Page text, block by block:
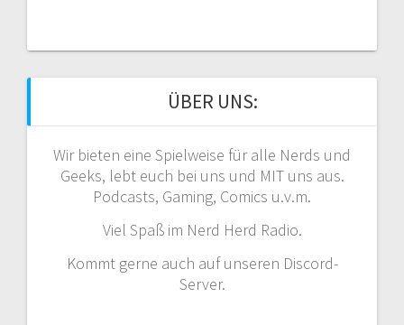
ÜBER UNS:
Wir bieten eine Spielweise für alle Nerds und
Geeks, lebt euch bei uns und MIT uns aus.
Podcasts, Gaming, Comics u.v.m.
Viel Spaß im Nerd Herd Radio.
Kommt gerne auch auf unseren Discord-
Server.